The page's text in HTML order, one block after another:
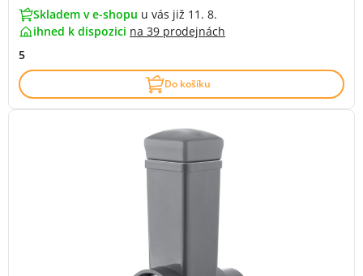
Skladem v e-shopu u vás již 11. 8.
ihned k dispozici na 39 prodejnách
5
Do košíku